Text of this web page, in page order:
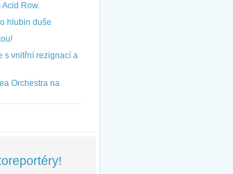
Row.
hlubin duše
s vnitřní rezignací a
Orchestra na